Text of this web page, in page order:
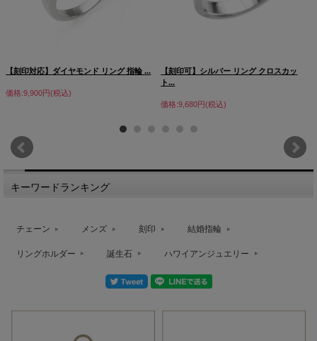
【刻印対応】ダイヤモンド リング 指輪 ...
価格:9,900円(税込)
【刻印可】シルバー リング クロスカッ
ト...
価格:9,680円(税込)
キーワードランキング
チェーン メンズ 刻印 結婚指輪
リングホルダー 誕生石 ハワイアンジュエリー